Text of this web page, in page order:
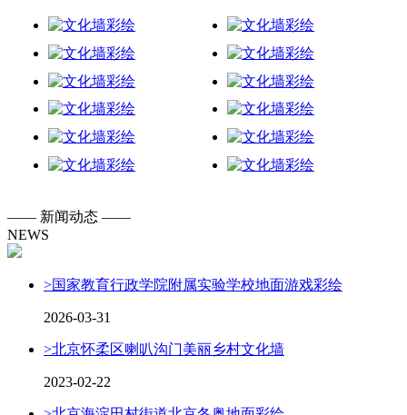
—— 新闻动态 ——
NEWS
>国家教育行政学院附属实验学校地面游戏彩绘
2026-03-31
>北京怀柔区喇叭沟门美丽乡村文化墙
2023-02-22